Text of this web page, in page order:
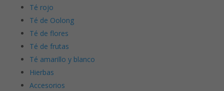
Té rojo
Té de Oolong
Té de flores
Té de frutas
Té amarillo y blanco
Hierbas
Accesorios